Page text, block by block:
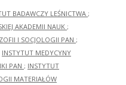
BADAWCZY LEŚNICTWA ;
AKADEMII NAUK ;
I SOCJOLOGII PAN ;
INSTYTUT MEDYCYNY
PAN ; INSTYTUT
MATERIAŁÓW